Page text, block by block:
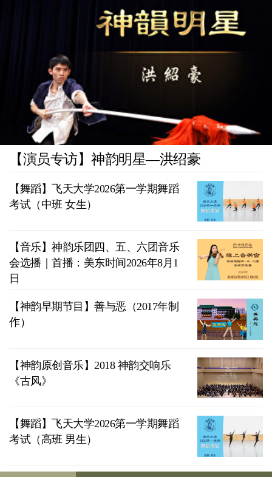
【演员专访】神韵明星—洪绍豪
【舞蹈】飞天大学2026第一学期舞蹈
考试（中班 女生）
【音乐】神韵乐团四、五、六团音乐
会选播｜首播：美东时间2026年8月1
日
【神韵早期节目】善与恶（2017年制
作）
【神韵原创音乐】2018 神韵交响乐
《古风》
【舞蹈】飞天大学2026第一学期舞蹈
考试（高班 男生）